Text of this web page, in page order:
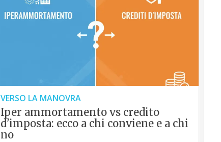
VERSO LA MANOVRA
Iper ammortamento vs credito
d'imposta: ecco a chi conviene e a chi
no